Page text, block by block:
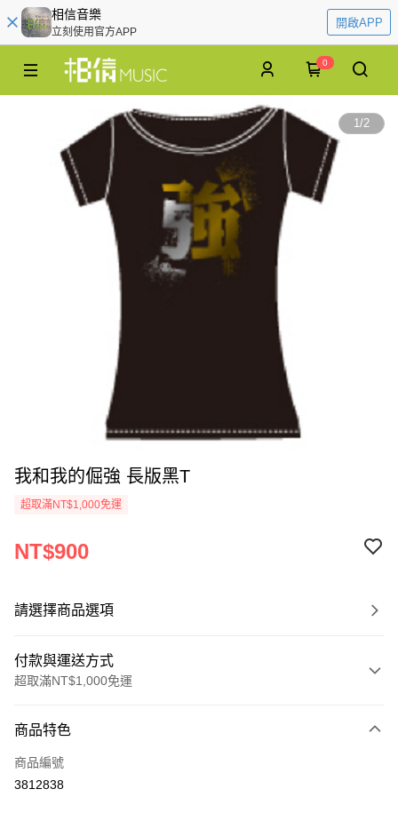
相信音樂
立刻使用官方APP
開啟APP
0
1/2
我和我的倔強 長版黑T
超取滿NT$1,000免運
NT$900
請選擇商品選項
付款與運送方式
超取滿NT$1,000免運
信用卡一次付款
超商取貨付款
商品特色
商品編號
3812838